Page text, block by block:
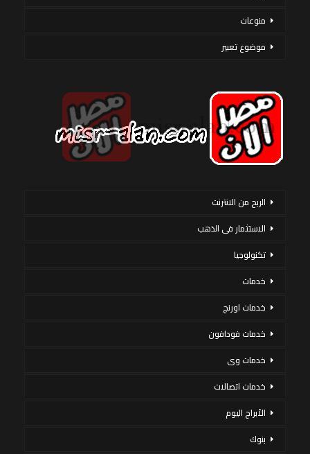
منوعات
موضوع تعبير
الربح من الانترنت
الاستثمار فى الذهب
تكنولوجيا
خدمات
خدمات اورنج
خدمات فودافون
خدمات وى
خدمات اتصالات
الأبراج اليوم
بنوك